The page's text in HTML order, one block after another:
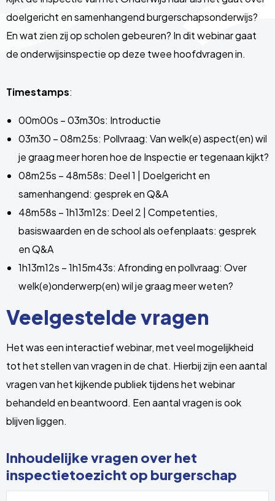
doelgericht en samenhangend burgerschapsonderwijs?
En wat zien zij op scholen gebeuren? In dit webinar gaat
de onderwijsinspectie op deze twee hoofdvragen in.
Timestamps:
00m00s – 03m30s: Introductie
03m30 – 08m25s: Pollvraag: Van welk(e) aspect(en) wil
je graag meer horen hoe de Inspectie er tegenaan kijkt?
08m25s – 48m58s: Deel 1 | Doelgericht en
samenhangend: gesprek en Q&A
48m58s – 1h13m12s: Deel 2 | Competenties,
basiswaarden en de school als oefenplaats: gesprek
en Q&A
1h13m12s – 1h15m43s: Afronding en pollvraag: Over
welk(e)onderwerp(en) wil je graag meer weten?
Veelgestelde vragen
Het was een interactief webinar, met veel mogelijkheid
tot het stellen van vragen in de chat. Hierbij zijn een aantal
vragen van het kijkende publiek tijdens het webinar
behandeld en beantwoord. Een aantal vragen is ook
blijven liggen.
Inhoudelijke vragen over het
inspectietoezicht op burgerschap